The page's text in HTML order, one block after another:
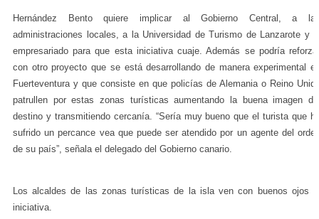
Hernández Bento quiere implicar al Gobierno Central, a
administraciones locales, a la Universidad de Turismo de Lanzarote y
empresariado para que esta iniciativa cuaje. Además se podría
con otro proyecto que se está desarrollando de manera experimental
Fuerteventura y que consiste en que policías de Alemania o Reino
patrullen por estas zonas turísticas aumentando la buena imagen
destino y transmitiendo cercanía. “Sería muy bueno que el turista que
sufrido un percance vea que puede ser atendido por un agente del
de su país”, señala el delegado del Gobierno canario.
Los alcaldes de las zonas turísticas de la isla ven con buenos ojos
iniciativa.